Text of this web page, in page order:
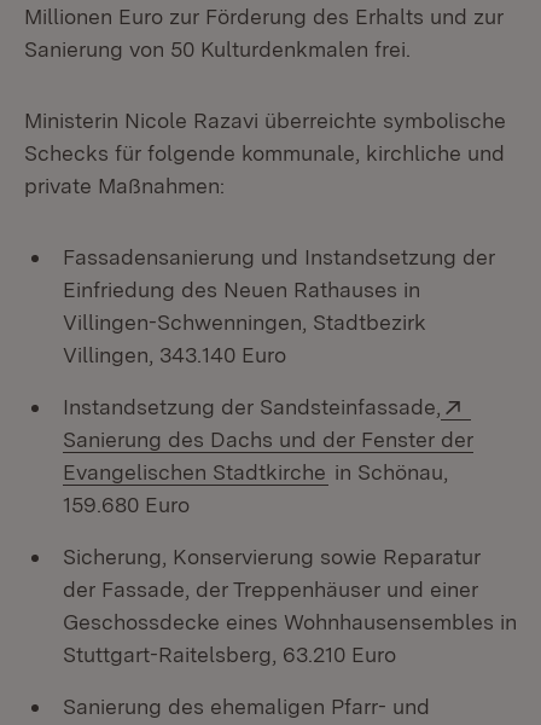
Millionen Euro zur Förderung des Erhalts und zur
Sanierung von 50 Kulturdenkmalen frei.
Ministerin Nicole Razavi überreichte symbolische
Schecks für folgende kommunale, kirchliche und
private Maßnahmen:
Fassadensanierung und Instandsetzung der
Einfriedung des Neuen Rathauses in
Villingen-Schwenningen, Stadtbezirk
Villingen, 343.140 Euro
Instandsetzung der Sandsteinfassade,
Sanierung des Dachs und der Fenster der
Evangelischen Stadtkirche (Öffnet in neuem
in Schönau,
159.680 Euro
Sicherung, Konservierung sowie Reparatur
der Fassade, der Treppenhäuser und einer
Geschossdecke eines Wohnhausensembles in
Stuttgart-Raitelsberg, 63.210 Euro
Sanierung des ehemaligen Pfarr- und